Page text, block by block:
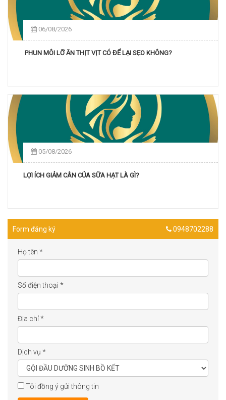
06/08/2026
PHUN MÔI LỠ ĂN THỊT VỊT CÓ ĐỂ LẠI SẸO KHÔNG?
05/08/2026
LỢI ÍCH GIẢM CÂN CỦA SỮA HẠT LÀ GÌ?
Form đăng ký 0948702288
Họ tên *
Số điện thoại *
Địa chỉ*
Dịch vụ *
Tôi đồng ý gửi thông tin